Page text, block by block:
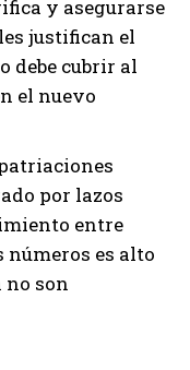
y asegurarse
justifican el
debe cubrir al
el nuevo
por lazos
entre
es alto
no son